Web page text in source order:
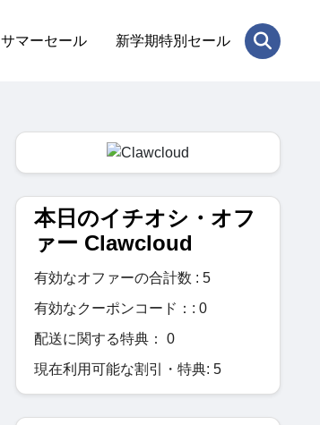
サマーセール 新学期特別セール
本日のイチオシ・オフ
ァー Clawcloud
有効なオファーの合計数 : 5
有効なクーポンコード：: 0
配送に関する特典： 0
現在利用可能な割引・特典: 5